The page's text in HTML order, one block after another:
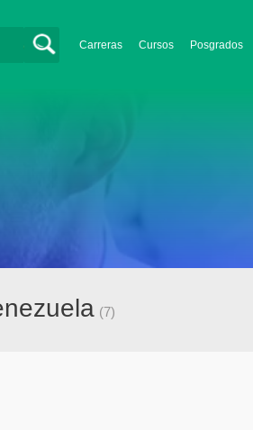
Carreras Cursos Posgrados
(7)